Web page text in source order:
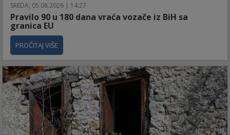
SREDA, 05.08.2026 | 14:27
Pravilo 90 u 180 dana vraća vozače iz BiH sa
granica EU
PROČITAJ VIŠE